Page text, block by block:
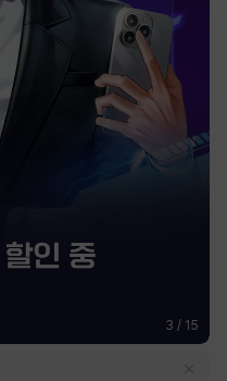
3 / 15